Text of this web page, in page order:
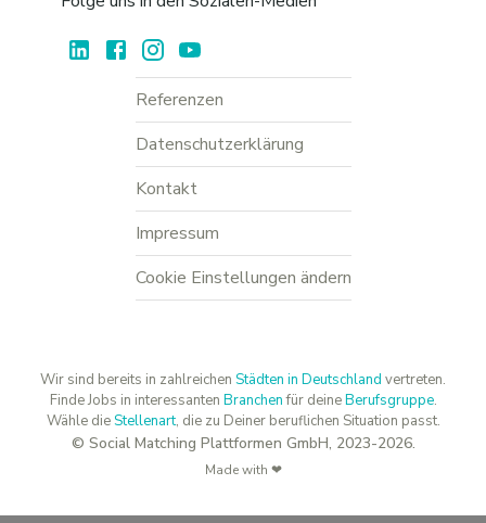
Referenzen
Datenschutzerklärung
Kontakt
Impressum
Cookie Einstellungen ändern
Wir sind bereits in zahlreichen Städten in Deutschland vertreten.
Finde Jobs in interessanten Branchenfür deineBerufsgruppe.
Wähle dieStellenart, die zu Deiner beruflichen Situation passt.
© Social Matching Plattformen GmbH, 2023-2026.
Made with ❤